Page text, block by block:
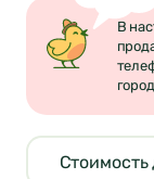
В
Стоимость